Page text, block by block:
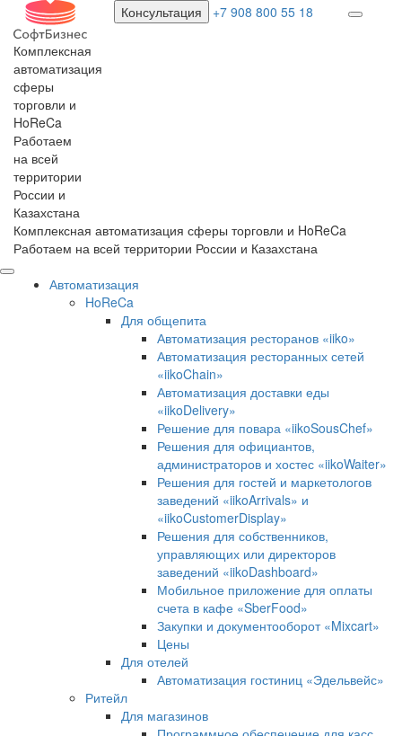
Комплексная
автоматизация
сферы
торговли и
HoReCa
Работаем
на всей
территории
России и
Казахстана
Консультация +7 908 800 55 18
Комплексная автоматизация сферы торговли и HoReCa
Работаем на всей территории России и Казахстана
Автоматизация
HoReCa
Для общепита
Автоматизация ресторанов «iiko»
Автоматизация ресторанных сетей
«iikoChain»
Автоматизация доставки еды
«iikoDelivery»
Решение для повара «iikoSousChef»
Решения для официантов,
администраторов и хостес «iikoWaiter»
Решения для гостей и маркетологов
заведений «iikoArrivals» и
«iikoCustomerDisplay»
Решения для собственников,
управляющих или директоров
заведений «iikoDashboard»
Мобильное приложение для оплаты
счета в кафе «SberFood»
Закупки и документооборот «Mixcart»
Цены
Для отелей
Автоматизация гостиниц «Эдельвейс»
Ритейл
Для магазинов